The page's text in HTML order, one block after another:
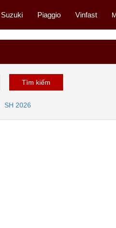
Suzuki Piaggio Vinfast
SH 2026